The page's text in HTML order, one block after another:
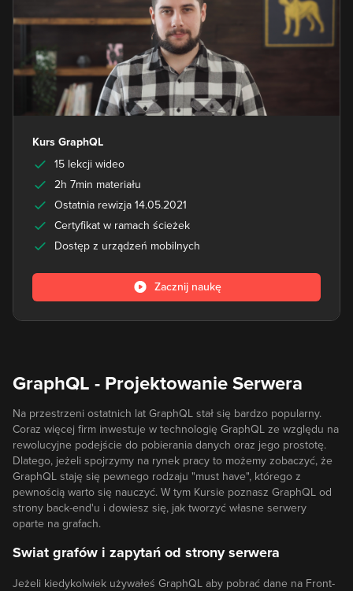
GraphQL - Projektowanie Serwera
Na przestrzeni ostatnich lat GraphQL stał się bardzo popularny.
Coraz więcej firm inwestuje w technologię GraphQL ze względu na
rewolucyjne podejście do pobierania danych oraz jego prostotę.
Dlatego, jeżeli spojrzymy na rynek pracy to możemy zobaczyć, że
GraphQL staję się pewnego rodzaju "must have", którego z
pewnością warto się nauczyć. W tym Kursie poznasz GraphQL od
strony back-end'u i dowiesz się, jak tworzyć własne serwery
oparte na grafach.
Swiat grafów i zapytań od strony serwera
Jeżeli kiedykolwiek używałeś GraphQL aby pobrać dane na Front-
Kurs GraphQL
15 lekcji wideo
2h 7min materiału
Ostatnia rewizja 14.05.2021
Certyfikat w ramach ścieżek
Dostęp z urządzeń mobilnych
Zacznij naukę